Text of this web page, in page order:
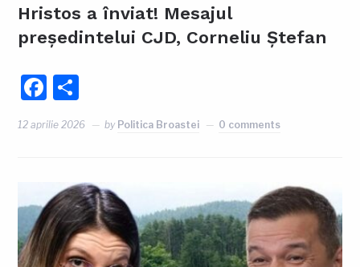
Hristos a înviat! Mesajul
președintelui CJD, Corneliu Ștefan
Facebook
12 aprilie 2026 by Politica Broastei 0 comments